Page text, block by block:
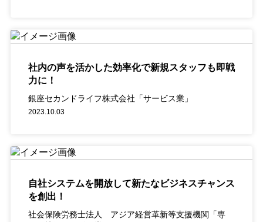
社内の声を活かした効率化で新規スタッフも即戦
力に！
銀座セカンドライフ株式会社「サービス業」
2023.10.03
自社システムを開放して新たなビジネスチャンス
を創出！
社会保険労務士法人 アジア経営革新等支援機関「専